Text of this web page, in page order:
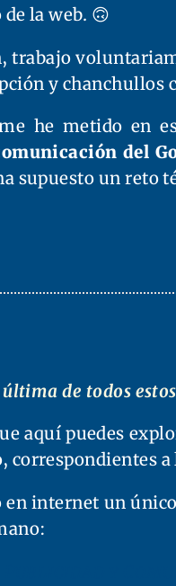
la web. 🙃
trabajo
y chanchullos
he metido en
del
supuesto un reto
de todos
aquí puedes
correspondientes
en internet un